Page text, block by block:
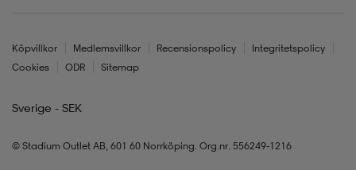
Köpvillkor Medlemsvillkor Recensionspolicy
Integritetspolicy
Cookies
ODR Sitemap
Sverige - SEK
© Stadium Outlet AB, 601 60 Norrköping. Org.nr. 556249-1216